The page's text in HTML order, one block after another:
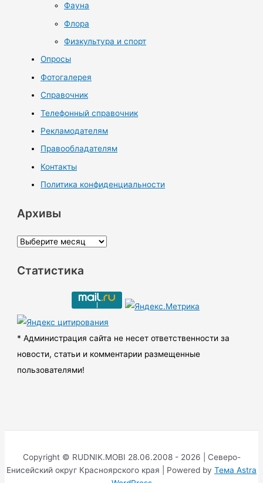
Фауна
Флора
Физкультура и спорт
Опросы
Фотогалерея
Справочник
Телефонный справочник
Рекламодателям
Правообладателям
Контакты
Политика конфиденциальности
Архивы
А
х
ы
Статистика
* Администрация сайта не несет ответственности за
новости, статьи и комментарии размещенные
пользователями!
Copyright © RUDNIK.MOBI 28.06.2008 - 2026 | Северо-
Енисейский округ Красноярского края | Powered by Тема Astra